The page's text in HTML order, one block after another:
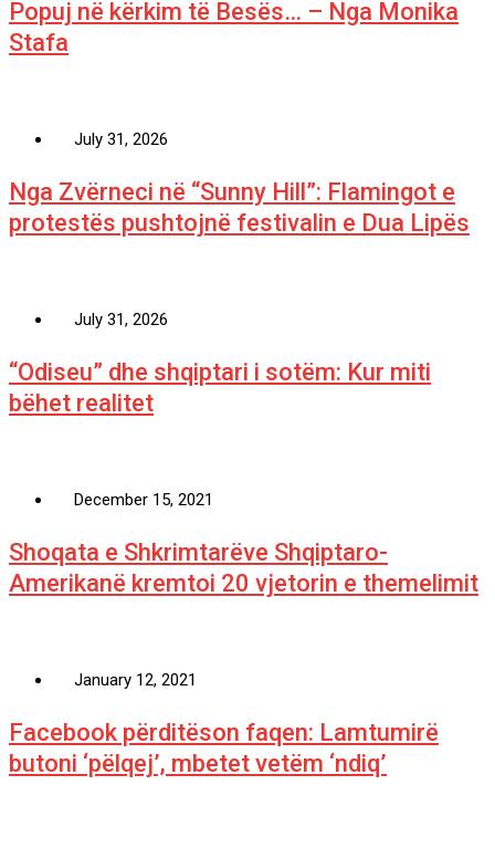
Popuj në kërkim të Besës… – Nga Monika
Stafa
July 31, 2026
Nga Zvërneci në “Sunny Hill”: Flamingot e
protestës pushtojnë festivalin e Dua Lipës
July 31, 2026
“Odiseu” dhe shqiptari i sotëm: Kur miti
bëhet realitet
December 15, 2021
Shoqata e Shkrimtarëve Shqiptaro-
Amerikanë kremtoi 20 vjetorin e themelimit
January 12, 2021
Facebook përditëson faqen: Lamtumirë
butoni ‘pëlqej’, mbetet vetëm ‘ndiq’